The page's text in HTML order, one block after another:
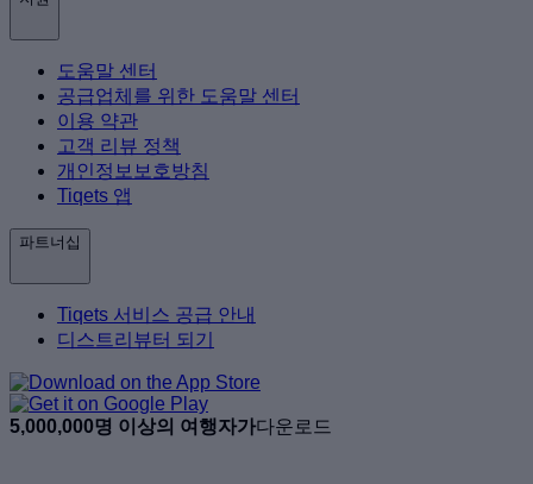
도움말 센터
공급업체를 위한 도움말 센터
이용 약관
고객 리뷰 정책
개인정보보호방침
Tiqets 앱
파트너십
Tiqets 서비스 공급 안내
디스트리뷰터 되기
5,000,000명 이상의 여행자가다운로드